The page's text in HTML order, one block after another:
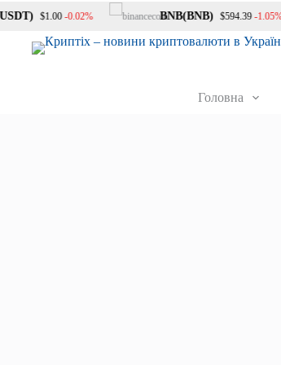
$1.00 -0.02% BNB(BNB) $594.39 -1.05%
Головна